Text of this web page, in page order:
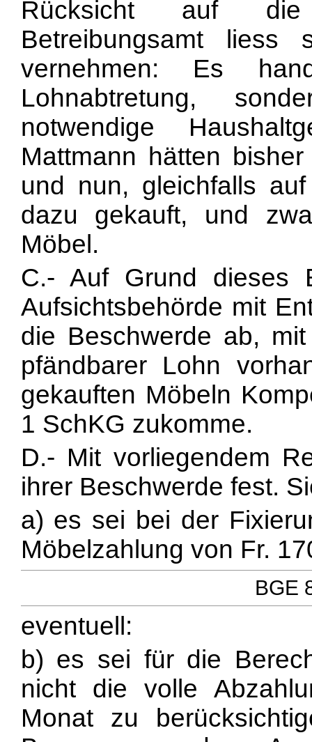
Rücksicht auf die
Betreibungsamt liess
vernehmen: Es
Lohnabtretung,
notwendige
Mattmann hätten
und nun, gleichfalls
dazu gekauft, und
Möbel.
C.- Auf Grund dieses
Aufsichtsbehörde mit
die Beschwerde ab,
pfändbarer Lohn
gekauften Möbeln
1 SchKG zukomme.
D.- Mit vorliegendem
ihrer Beschwerde fest.
a) es sei bei der
Möbelzahlung von Fr.
BGE
eventuell:
b) es sei für die
nicht die volle
Monat zu